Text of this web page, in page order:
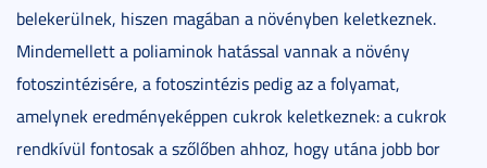
belekerülnek, hiszen magában a növényben keletkeznek.
Mindemellett a poliaminok hatással vannak a növény
fotoszintézisére, a fotoszintézis pedig az a folyamat,
amelynek eredményeképpen cukrok keletkeznek: a cukrok
rendkívül fontosak a szőlőben ahhoz, hogy utána jobb bor